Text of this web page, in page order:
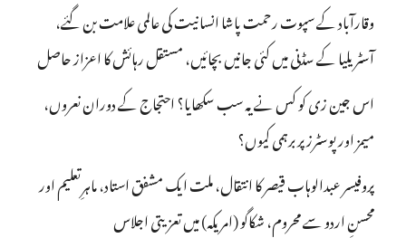
وقارآباد کے سپوت رحمت پاشا انسانیت کی عالمی علامت بن گئے،
آسٹریلیا کے سڈنی میں کئی جانیں بچائیں، مستقل رہائش کا اعزاز حاصل
اس جین زی کو کس نے یہ سب سکھایا؟ احتجاج کے دوران نعروں،
میمز اور پوسٹرز پر برہمی کیوں؟
پروفیسر عبدالوہاب قیصر کا انتقال، ملت ایک مشفق استاد، ماہرِتعلیم اور
محسنِ اردو سے محروم، شکاگو (امریکہ) میں تعزیتی اجلاس